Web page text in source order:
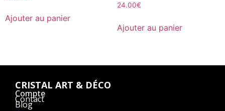
Ajouter au panier
24.00€
Ajouter au panier
CRISTAL ART & DÉCO
Compte
Contact
Blog